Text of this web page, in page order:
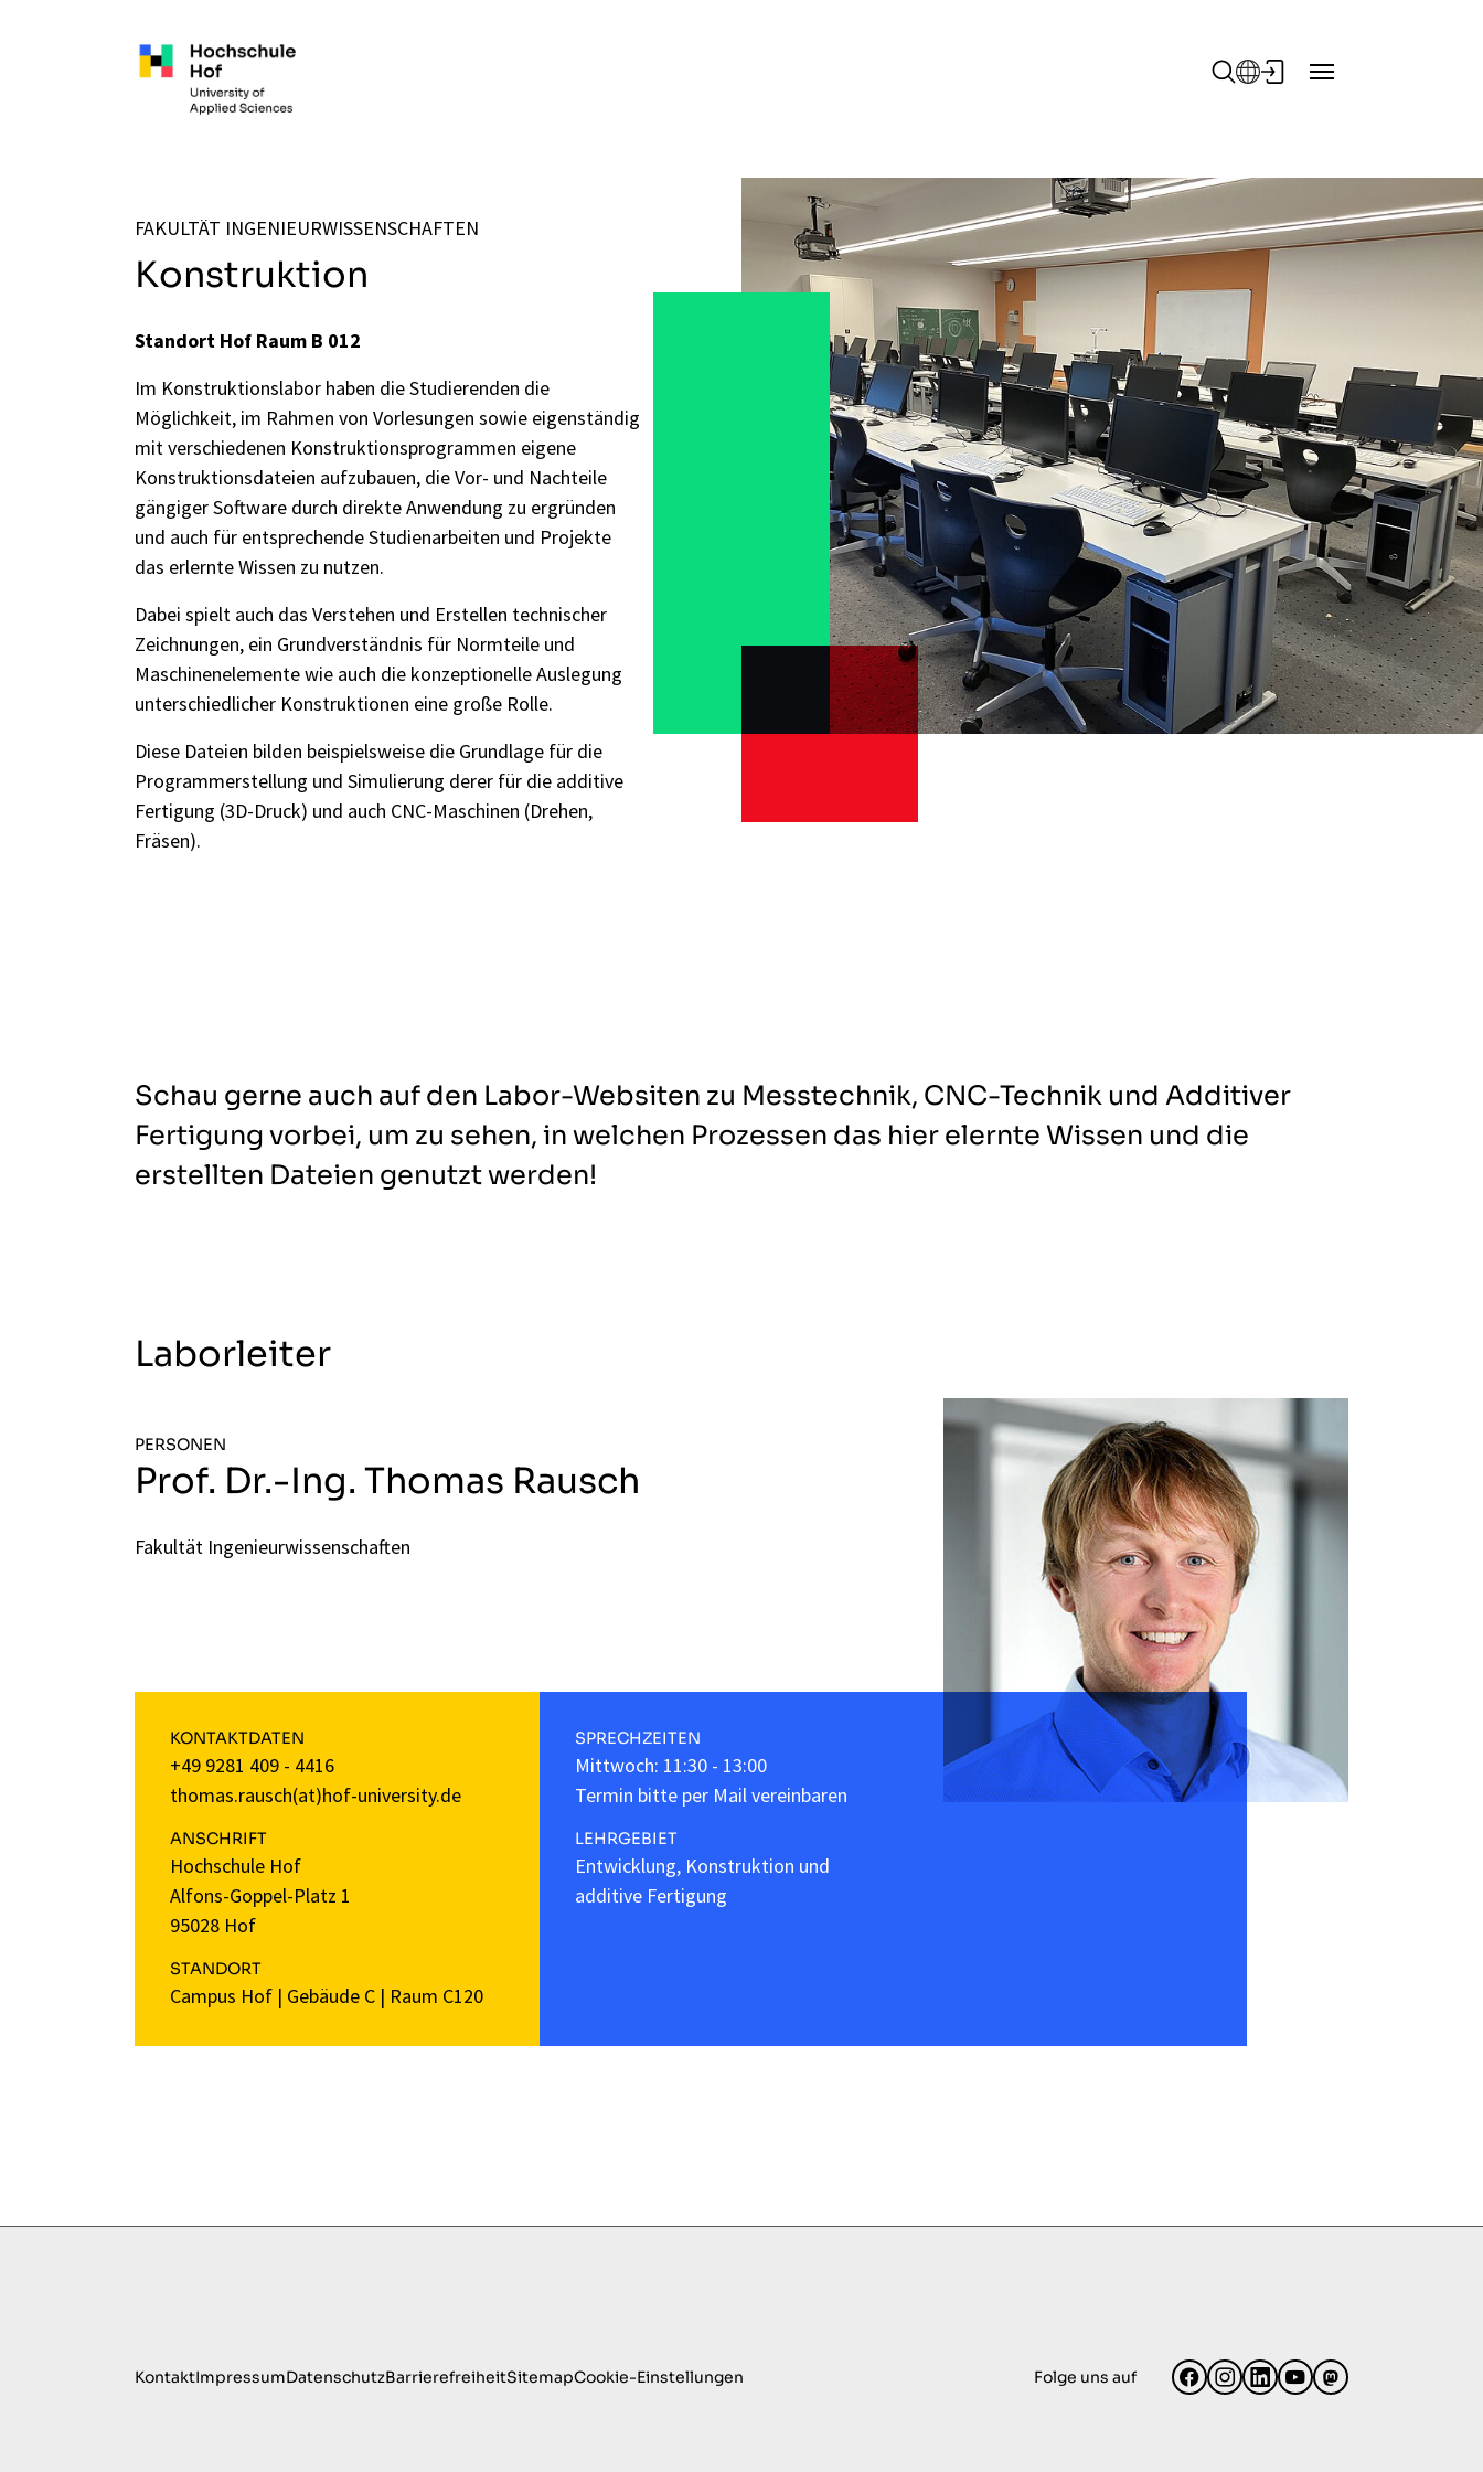
FAKULTÄT INGENIEURWISSENSCHAFTEN
Konstruktion
Standort Hof Raum B 012
Im Konstruktionslabor haben die Studierenden die
Möglichkeit, im Rahmen von Vorlesungen sowie eigenständig
mit verschiedenen Konstruktionsprogrammen eigene
Konstruktionsdateien aufzubauen, die Vor- und Nachteile
gängiger Software durch direkte Anwendung zu ergründen
und auch für entsprechende Studienarbeiten und Projekte
das erlernte Wissen zu nutzen.
Dabei spielt auch das Verstehen und Erstellen technischer
Zeichnungen, ein Grundverständnis für Normteile und
Maschinenelemente wie auch die konzeptionelle Auslegung
unterschiedlicher Konstruktionen eine große Rolle.
Diese Dateien bilden beispielsweise die Grundlage für die
Programmerstellung und Simulierung derer für die additive
Fertigung (3D-Druck) und auch CNC-Maschinen (Drehen,
Fräsen).
Schau gerne auch auf den Labor-Websiten zu Messtechnik, CNC-Technik und Additiver
Fertigung vorbei, um zu sehen, in welchen Prozessen das hier elernte Wissen und die
erstellten Dateien genutzt werden!
Laborleiter
PERSONEN
Prof. Dr.-Ing. Thomas Rausch
Fakultät Ingenieurwissenschaften
KONTAKTDATEN
+49 9281 409 - 4416
thomas.rausch(at)hof-university.de
ANSCHRIFT
Hochschule Hof
Alfons-Goppel-Platz 1
95028 Hof
STANDORT
Campus Hof | Gebäude C | Raum C120
SPRECHZEITEN
Mittwoch: 11:30 - 13:00
Termin bitte per Mail vereinbaren
LEHRGEBIET
Entwicklung, Konstruktion und
additive Fertigung
KontaktImpressumDatenschutzBarrierefreiheitSitemapCookie-Einstellungen Folge uns auf